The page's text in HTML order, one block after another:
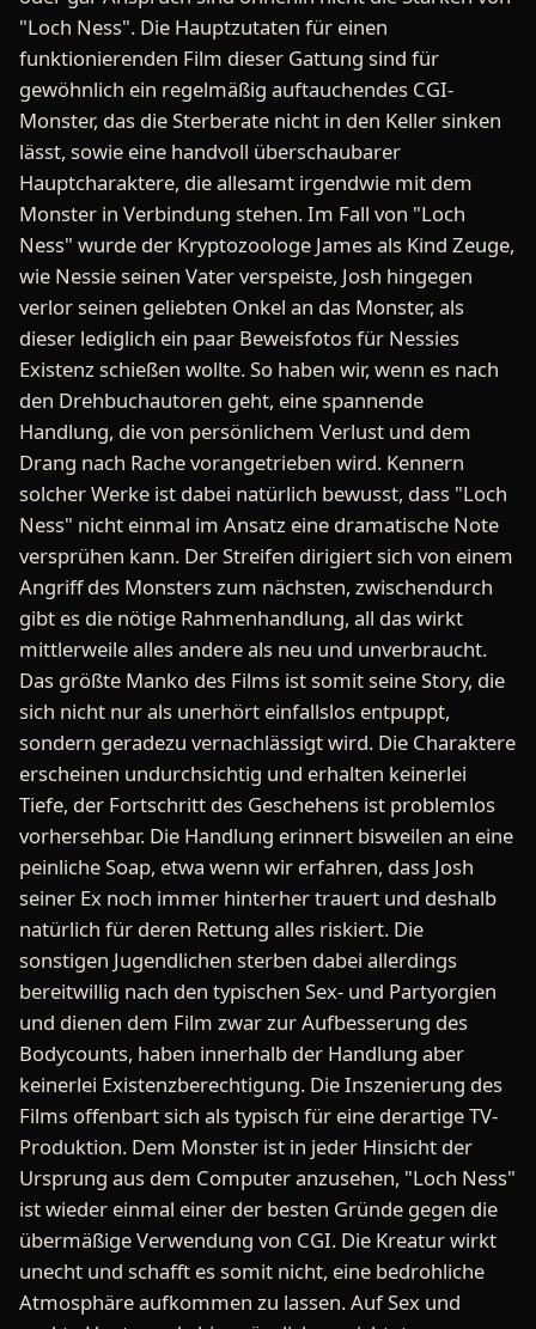
"Loch Ness". Die Hauptzutaten für einen
funktionierenden Film dieser Gattung sind für
gewöhnlich ein regelmäßig auftauchendes CGI-
Monster, das die Sterberate nicht in den Keller sinken
lässt, sowie eine handvoll überschaubarer
Hauptcharaktere, die allesamt irgendwie mit dem
Monster in Verbindung stehen. Im Fall von "Loch
Ness" wurde der Kryptozoologe James als Kind Zeuge,
wie Nessie seinen Vater verspeiste, Josh hingegen
verlor seinen geliebten Onkel an das Monster, als
dieser lediglich ein paar Beweisfotos für Nessies
Existenz schießen wollte. So haben wir, wenn es nach
den Drehbuchautoren geht, eine spannende
Handlung, die von persönlichem Verlust und dem
Drang nach Rache vorangetrieben wird. Kennern
solcher Werke ist dabei natürlich bewusst, dass "Loch
Ness" nicht einmal im Ansatz eine dramatische Note
versprühen kann. Der Streifen dirigiert sich von einem
Angriff des Monsters zum nächsten, zwischendurch
gibt es die nötige Rahmenhandlung, all das wirkt
mittlerweile alles andere als neu und unverbraucht.
Das größte Manko des Films ist somit seine Story, die
sich nicht nur als unerhört einfallslos entpuppt,
sondern geradezu vernachlässigt wird. Die Charaktere
erscheinen undurchsichtig und erhalten keinerlei
Tiefe, der Fortschritt des Geschehens ist problemlos
vorhersehbar. Die Handlung erinnert bisweilen an eine
peinliche Soap, etwa wenn wir erfahren, dass Josh
seiner Ex noch immer hinterher trauert und deshalb
natürlich für deren Rettung alles riskiert. Die
sonstigen Jugendlichen sterben dabei allerdings
bereitwillig nach den typischen Sex- und Partyorgien
und dienen dem Film zwar zur Aufbesserung des
Bodycounts, haben innerhalb der Handlung aber
keinerlei Existenzberechtigung. Die Inszenierung des
Films offenbart sich als typisch für eine derartige TV-
Produktion. Dem Monster ist in jeder Hinsicht der
Ursprung aus dem Computer anzusehen, "Loch Ness"
ist wieder einmal einer der besten Gründe gegen die
übermäßige Verwendung von CGI. Die Kreatur wirkt
unecht und schafft es somit nicht, eine bedrohliche
Atmosphäre aufkommen zu lassen. Auf Sex und